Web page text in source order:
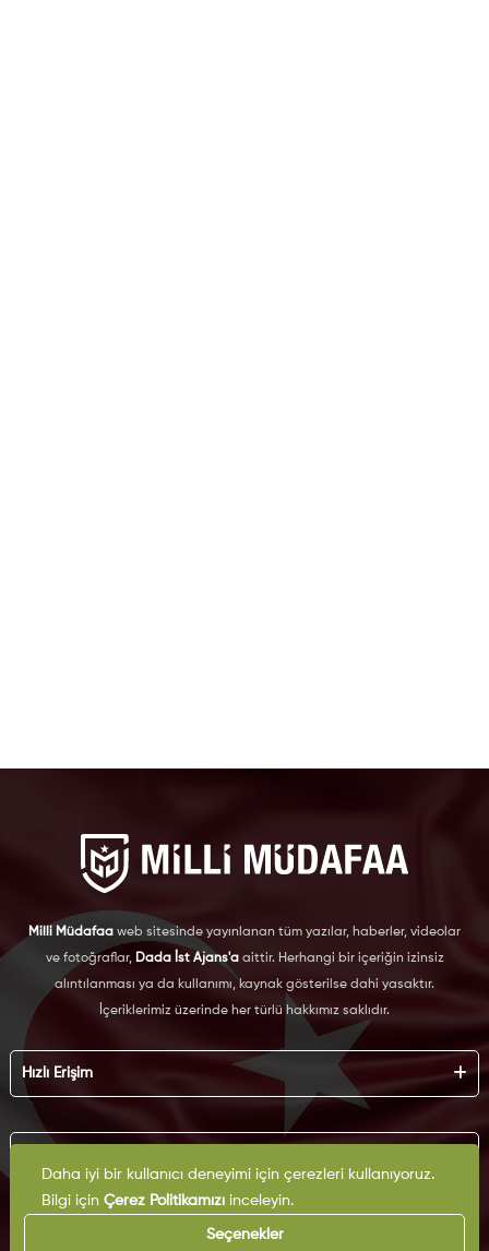
Milli Müdafaa web sitesinde yayınlanan tüm yazılar, haberler, videolar
ve fotoğraflar, Dada İst Ajans'aaittir. Herhangi bir içeriğin izinsiz
alıntılanması ya da kullanımı, kaynak gösterilse dahi yasaktır.
İçeriklerimiz üzerinde her türlü hakkımız saklıdır.
Hızlı Erişim
Künye
Reklam
İş Birliği
Arşiv
İletişim
KVKK
Çerez Politikası
Daha iyi bir kullanıcı deneyimi için çerezleri kullanıyoruz.
Bilgi için Çerez Politikamızıinceleyin.
Seçenekler